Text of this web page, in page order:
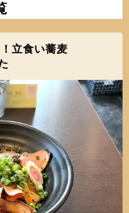
立食い蕎麦